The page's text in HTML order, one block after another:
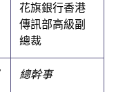
花旗銀行香港
傳訊部高級副
總裁
總幹事